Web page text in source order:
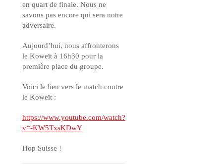
en quart de finale. Nous ne
savons pas encore qui sera notre
adversaire.
Aujourd’hui, nous affronterons
le Koweït à 16h30 pour la
première place du groupe.
Voici le lien vers le match contre
le Koweït :
https://www.youtube.com/watch?
v=-KW5TxsKDwY
Hop Suisse !